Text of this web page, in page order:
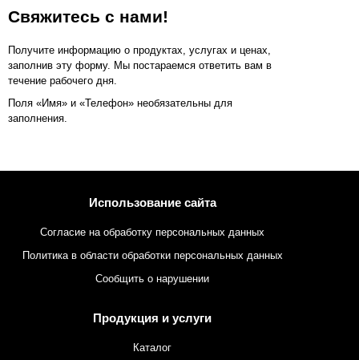
Свяжитесь с нами!
Получите информацию о продуктах, услугах и ценах,
заполнив эту форму. Мы постараемся ответить вам в
течение рабочего дня.
Поля «Имя» и «Телефон» необязательны для
заполнения.
Использование сайта
Согласие на обработку персональных данных
Политика в области обработки персональных данных
Сообщить о нарушении
Продукция и услуги
Каталог